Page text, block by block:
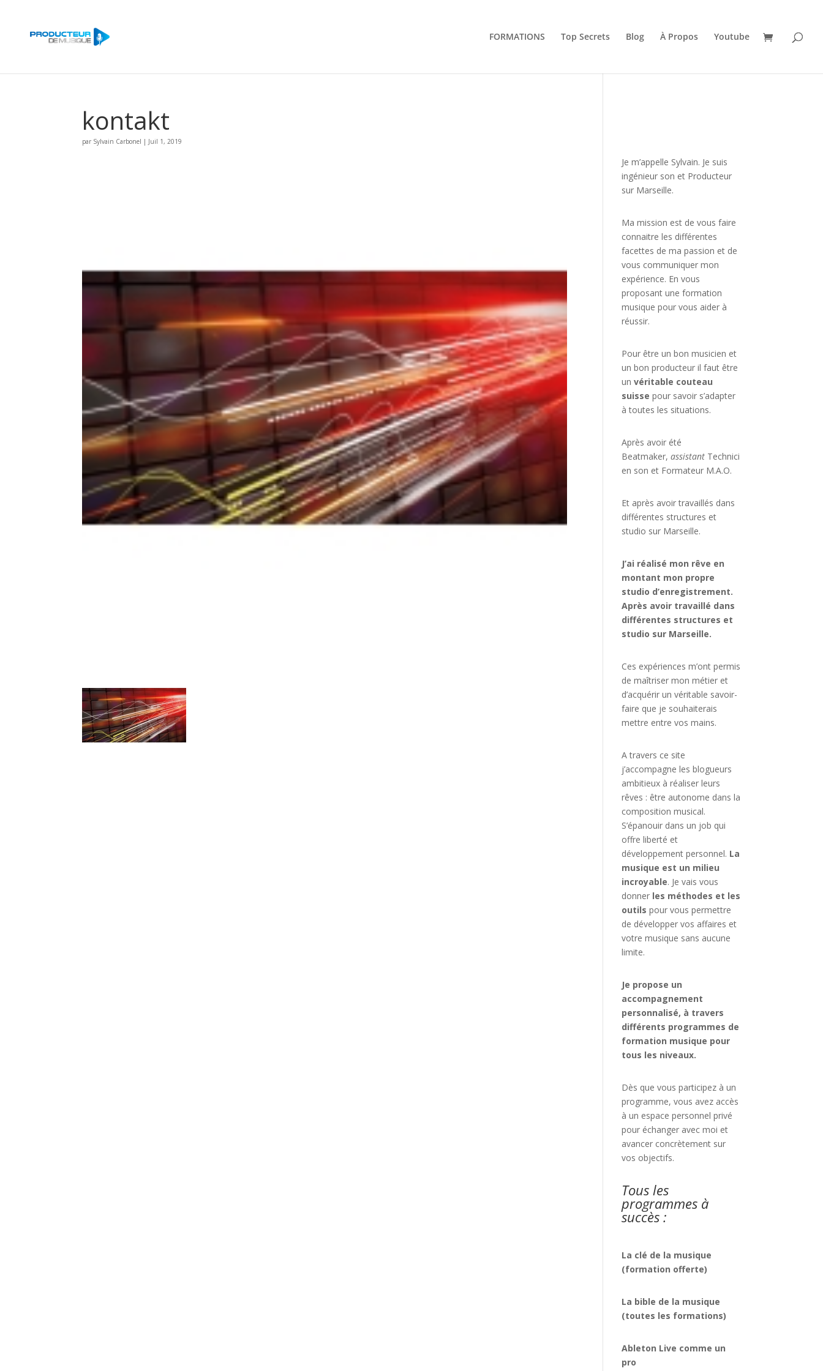
FORMATIONS Top Secrets Blog À Propos Youtube
kontakt
par Sylvain Carbonel | Juil 1, 2019
Je m’appelle Sylvain. Je suis
ingénieur son et Producteur
sur Marseille.
Ma mission est de vous faire
connaitre les différentes
facettes dema passion et de
vous communiquer mon
expérience. En vous
proposant une formation
musique pour vous aider à
réussir.
Pour être un bon musicien et
un bon producteur il faut être
unvéritable couteau
suisse pour savoir s’adapter
à toutes les situations.
Après avoir été
Beatmaker,assistant Technici
en son et Formateur M.A.O.
Et après avoir travaillés dans
différentes structures et
studio sur Marseille.
J’ai réalisé mon rêve en
montant mon propre
studio d’enregistrement.
Après avoir travaillé dans
différentes structures et
studio sur Marseille.
Ces expériences m’ont permis
de maîtriser mon métier et
d’acquérir un véritable savoir-
faire que je souhaiterais
mettre entre vos mains.
A travers ce site
j’accompagne les blogueurs
ambitieux à réaliser leurs
rêves : être autonome dans la
composition musical.
S’épanouir dans un job qui
offre liberté et
développement personnel. La
musique est un milieu
incroyable. Je vais vous
donner les méthodes et les
outils pour vous permettre
de développer vos affaires et
votre musique sans aucune
limite.
Je propose un
accompagnement
personnalisé, à travers
différents programmes de
formation musique pour
tous les niveaux.
Dès que vous participez à un
programme, vous avez accès
à un espace personnel privé
pour échanger avec moi et
avancer concrètement sur
vos objectifs.
Tous les
programmes à
succès :
La clé de la musique
(formation offerte)
La bible de la musique
(toutes les formations)
Ableton Live comme un
pro